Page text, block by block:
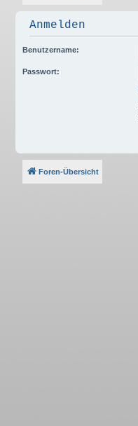
Anmelden
Benutzername:
Passwort:
Foren-Übersicht